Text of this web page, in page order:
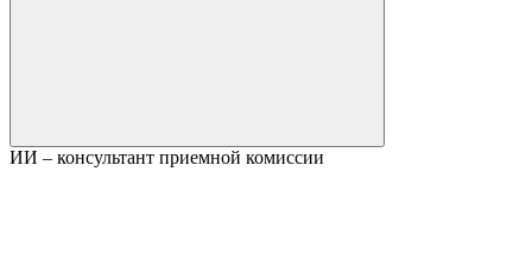
ИИ – консультант приемной комиссии